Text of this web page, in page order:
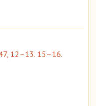
12–13. 15–16.